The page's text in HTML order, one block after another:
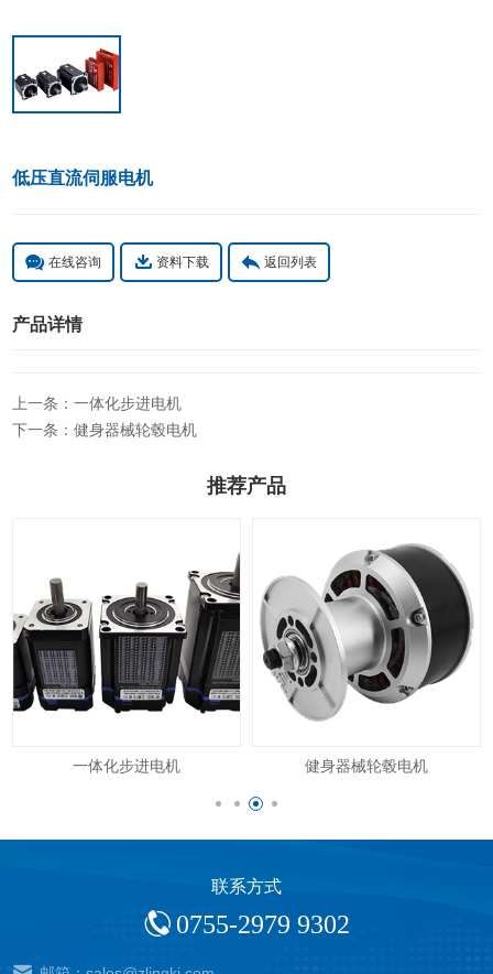
低压直流伺服电机
在线咨询 资料下载 返回列表
产品详情
上一条：一体化步进电机
下一条：健身器械轮毂电机
推荐产品
一体化步进电机 健身器械轮毂电机
联系方式
0755-2979 9302